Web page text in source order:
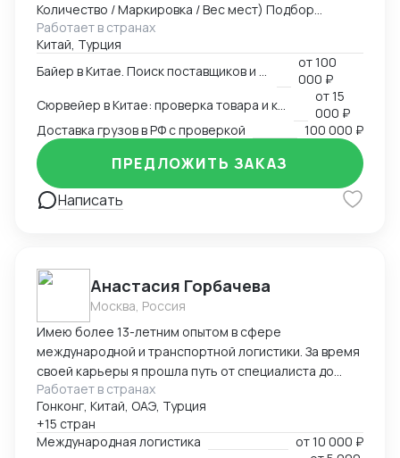
Количество / Маркировка / Вес мест) Подбор
оптимального способа доставки. Маршрут /
Перевозчики / Таможня Работаем официально.
Белый импорт / Документы / ЧЗ
Работает в странах
Китай, Турция
от100
000 ₽
от15
000 ₽
Доставка грузов в РФ с проверкой
100 000 ₽
Написать
ПРЕДЛОЖИТЬ ЗАКАЗ
Анастасия Горбачева
Москва, Россия
Имею более 13-летним опытом в сфере
международной и транспортной логистики. За время
своей карьеры я прошла путь от специалиста до
директора по логистике, успешно управляя
сложными проектами, выводя компании на новые
рынки и оптимизируя логистические процессы для
повышения эффективности и снижения издержек.
Работает в странах
Гонконг, Китай, ОАЭ, Турция
+15 стран
Международная логистика
от10 000 ₽